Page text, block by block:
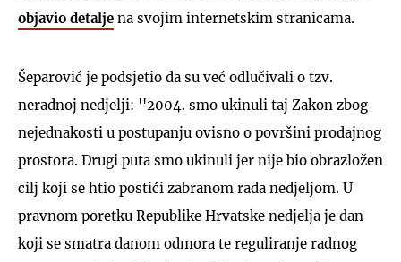
objavio detalje na svojim internetskim stranicama.
Šeparović je podsjetio da su već odlučivali o tzv.
neradnoj nedjelji: ''2004. smo ukinuli taj Zakon zbog
nejednakosti u postupanju ovisno o površini prodajnog
prostora. Drugi puta smo ukinuli jer nije bio obrazložen
cilj koji se htio postići zabranom rada nedjeljom. U
pravnom poretku Republike Hrvatske nedjelja je dan
koji se smatra danom odmora te reguliranje radnog